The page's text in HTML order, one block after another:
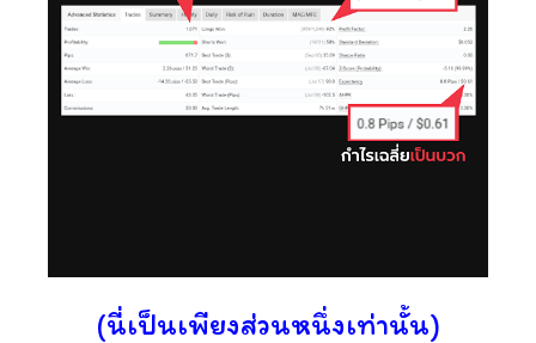
(นี่เป็นเพียงส่วนหนึ่งเท่านั้น)